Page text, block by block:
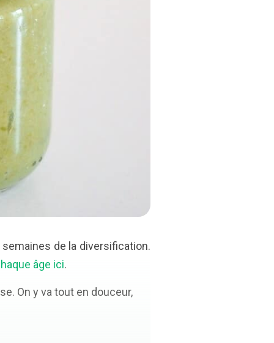
de la diversification.
âge ici.
On y va tout en douceur,